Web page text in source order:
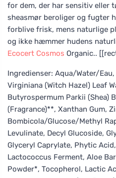
for dem, der har sensitiv eller
sheasmør beroliger og fugter
forblive frisk, mens naturlige
og ikke hæmmer hudens
Ecocert Cosmos Organic..
Ingredienser: Aqua/Water/
Virginiana (Witch Hazel) Leaf
Butyrospermum Parkii (Shea)
(Fragrance)**, Xanthan Gum,
Bombicola/Glucose/Methyl
Levulinate, Decyl Glucoside,
Glyceryl Caprylate, Phytic
Lactococcus Ferment, Aloe
Powder*, Tocopherol, Lactic